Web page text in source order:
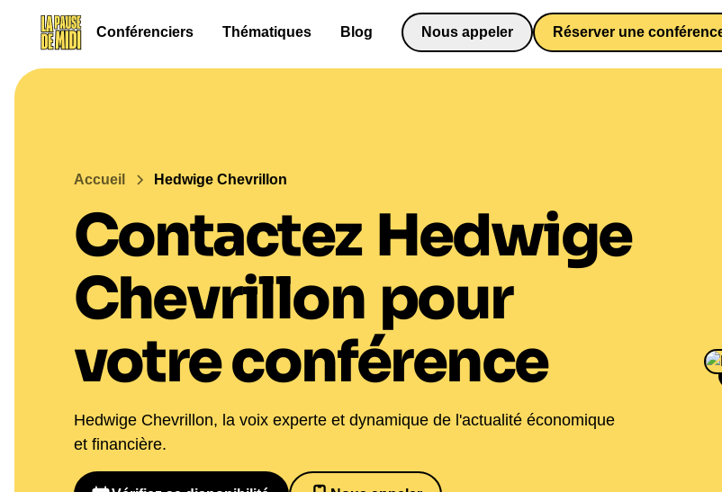
Conférenciers Thématiques Blog
Nous appeler
0652698481
Réserver une
Accueil Hedwige Chevrillon
Contactez Hedwige
Chevrillon pour
votre conférence
Hedwige Chevrillon, la voix experte et dynamique de l'actualité économique
et financière.